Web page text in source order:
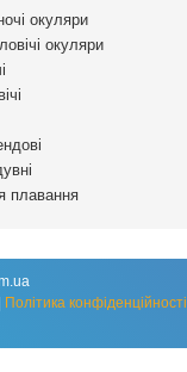
окуляри
окуляри
плавання
Політика конфіденційності